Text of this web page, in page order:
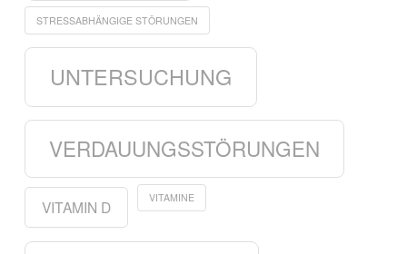
STRESSABHÄNGIGE STÖRUNGEN
UNTERSUCHUNG
VERDAUUNGSSTÖRUNGEN
VITAMIN D VITAMINE